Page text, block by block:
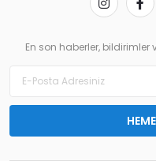
En son haberler,